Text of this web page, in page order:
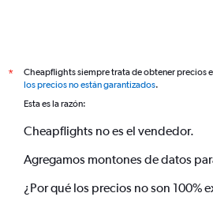
*
Cheapflights siempre trata de obtener precios
los precios no están garantizados.
Esta es la razón:
Cheapflights no es el vendedor.
Agregamos montones de datos
¿Por qué los precios no son 100%